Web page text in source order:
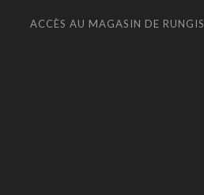
ACCÈS AU MAGASIN DE RUNGIS